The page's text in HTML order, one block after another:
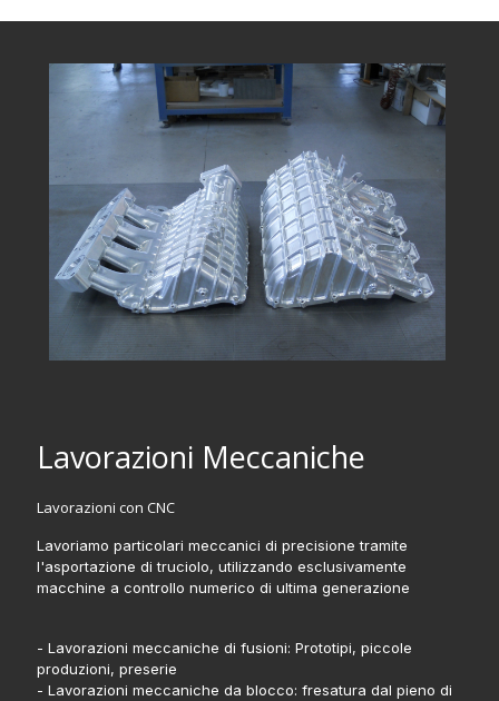
Lavorazioni Meccaniche
Lavorazioni con CNC
Lavoriamo particolari meccanici di precisione tramite
l'asportazione di truciolo, utilizzando esclusivamente
macchine a controllo numerico di ultima generazione
- Lavorazioni meccaniche di fusioni: Prototipi, piccole
produzioni, preserie
- Lavorazioni meccaniche da blocco: fresatura dal pieno di